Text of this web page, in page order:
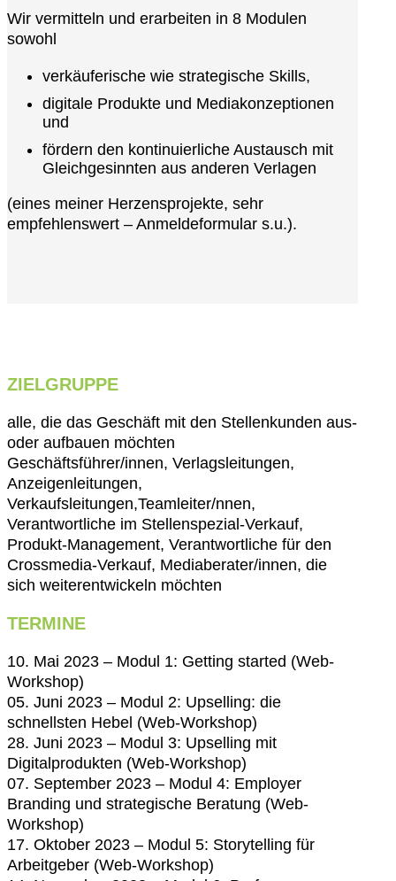
Wir vermitteln und erarbeiten in 8 Modulen
sowohl
verkäuferische wie strategische Skills,
digitale Produkte und Mediakonzeptionen
und
fördern den kontinuierliche Austausch mit
Gleichgesinnten aus anderen Verlagen
(eines meiner Herzensprojekte, sehr
empfehlenswert – Anmeldeformular s.u.).
ZIELGRUPPE
alle, die das Geschäft mit den Stellenkunden aus-
oder aufbauen möchten
Geschäftsführer/innen, Verlagsleitungen,
Anzeigenleitungen,
Verkaufsleitungen,Teamleiter/nnen,
Verantwortliche im Stellenspezial-Verkauf,
Produkt-Management, Verantwortliche für den
Crossmedia-Verkauf, Mediaberater/innen, die
sich weiterentwickeln möchten
TERMINE
10. Mai 2023 – Modul 1: Getting started (Web-
Workshop)
05. Juni 2023 – Modul 2: Upselling: die
schnellsten Hebel (Web-Workshop)
28. Juni 2023 – Modul 3: Upselling mit
Digitalprodukten (Web-Workshop)
07. September 2023 – Modul 4: Employer
Branding und strategische Beratung (Web-
Workshop)
17. Oktober 2023 – Modul 5: Storytelling für
Arbeitgeber (Web-Workshop)